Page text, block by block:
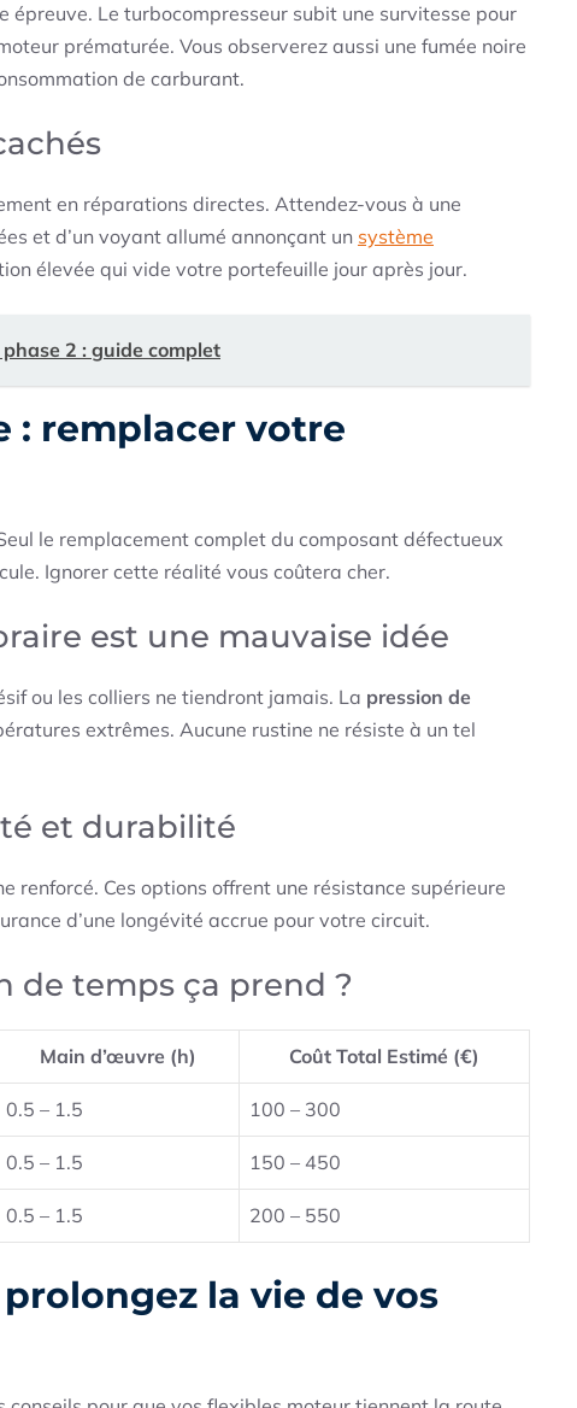
épreuve. Le turbocompresseur subit une survitesse pour
prématurée. Vous observerez aussi une fumée noire
de carburant.
en réparations directes. Attendez-vous à une
et d’un voyant allumé annonçant un système
élevée qui vide votre portefeuille jour après jour.
2 : guide complet
: remplacer votre
le remplacement complet du composant défectueux
Ignorer cette réalité vous coûtera cher.
est une mauvaise idée
ou les colliers ne tiendront jamais. La pression de
extrêmes. Aucune rustine ne résiste à un tel
et durabilité
renforcé. Ces options offrent une résistance supérieure
d’une longévité accrue pour votre circuit.
de temps ça prend ?
Main d’œuvre (h) Coût Total Estimé (€)
0.5 – 1.5 100 – 300
0.5 – 1.5 150 – 450
0.5 – 1.5 200 – 550
la vie de vos